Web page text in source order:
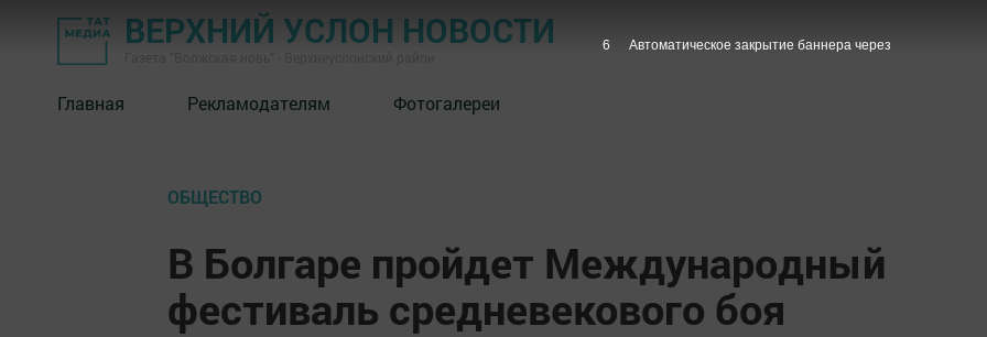
ВЕРХНИЙ УСЛОН НОВОСТИ
Главная Рекламодателям Фотогалереи
ОБЩЕСТВО
В Болгаре пройдет Международный
фестиваль средневекового боя
5 Автоматическое закрытие баннера через